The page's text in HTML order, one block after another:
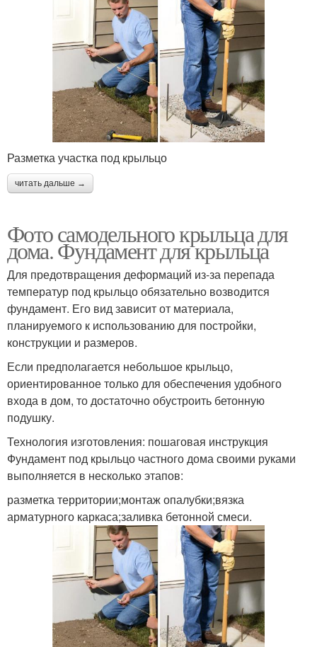
Разметка участка под крыльцо
читать дальше →
Фото самодельного крыльца для
дома. Фундамент для крыльца
Для предотвращения деформаций из-за перепада
температур под крыльцо обязательно возводится
фундамент. Его вид зависит от материала,
планируемого к использованию для постройки,
конструкции и размеров.
Если предполагается небольшое крыльцо,
ориентированное только для обеспечения удобного
входа в дом, то достаточно обустроить бетонную
подушку.
Технология изготовления: пошаговая инструкция
Фундамент под крыльцо частного дома своими руками
выполняется в несколько этапов:
разметка территории;монтаж опалубки;вязка
арматурного каркаса;заливка бетонной смеси.